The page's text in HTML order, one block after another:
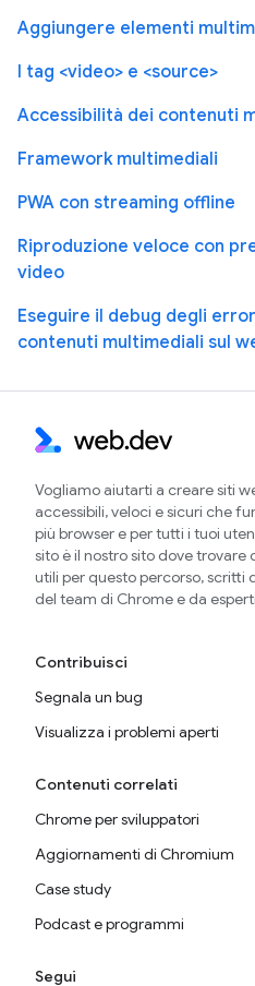
Aggiungere elementi
I tag <video> e <source>
Accessibilità dei contenuti
Framework multimediali
PWA con streaming offline
Riproduzione veloce con
video
Eseguire il debug degli
contenuti multimediali sul
Vogliamo aiutarti a creare siti
accessibili, veloci e sicuri che
più browser e per tutti i tuoi
sito è il nostro sito dove trovare
utili per questo percorso, scritti
del team di Chrome e da
Contribuisci
Segnala un bug
Visualizza i problemi aperti
Contenuti correlati
Chrome per sviluppatori
Aggiornamenti di Chromium
Case study
Podcast e programmi
Segui